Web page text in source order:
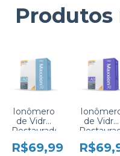
Produtos
Ionômero
de Vidro
Restaurador
Maxxion R
- FGM (A2)
R$69,99
de Vidro
Maxxion R
- FGM